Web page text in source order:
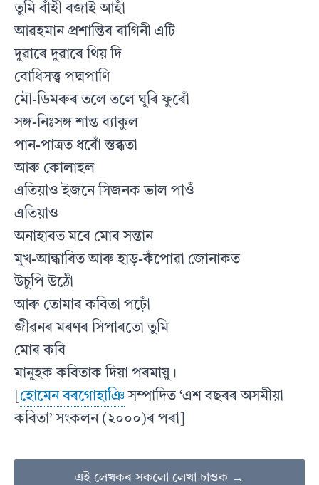
তুমি বাঁহী বজাই আহাঁ
আৱহমান প্রশান্তিৰ ৰাগিনী এটি
দুৱাৰে দুৱাৰে থিয় দি
বোধিসত্ত্ব পদ্মপাণি
মৌ-ডিমৰুৰ তলে তলে ঘূৰি ফুৰোঁ
সঙ্গ-নিঃসঙ্গ শান্ত ব্যাকুল
পান-পাত্ৰত ধৰোঁ স্তব্ধতা
আৰু কোলাহল
এতিয়াও ইজনে সিজনক ভাল পাওঁ
এতিয়াও
অনাহাৰত মৰে মোৰ সন্তান
মুখ-আন্ধাৰিত আৰু হাড়-কঁপোৱা জোনাকত
উচুপি উঠোঁ
আৰু তোমাৰ কবিতা পঢ়োঁ
জীৱনৰ মৰণৰ সিপাৰতো তুমি
মোৰ কবি
মানুহক কবিতাক দিয়া পৰমায়ু।
হোমেন বৰগোহাঞি সম্পাদিত ‘এশ বছৰৰ অসমীয়া
কবিতা’ সংকলন (২০০০)ৰ পৰা]
এই লেখকৰ সকলো লেখা চাওক →